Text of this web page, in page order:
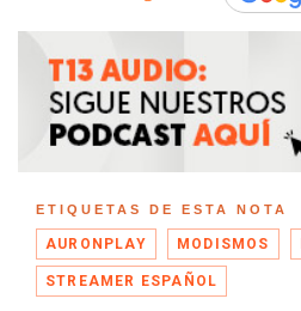
ETIQUETAS DE ESTA NOTA
AURONPLAY MODISMOS
STREAMER ESPAÑOL